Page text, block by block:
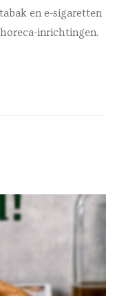
en e-sigaretten
inrichtingen.